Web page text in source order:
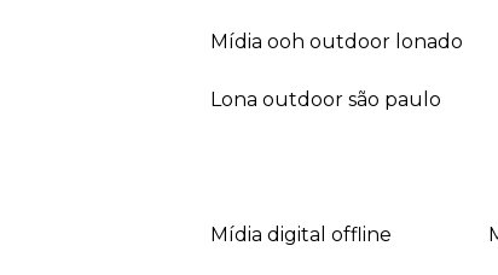
mídia ooh outdoor lonado
lona outdoor são paulo
mídia digital offline